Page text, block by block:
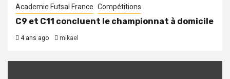
Academie Futsal France Compétitions
C9 et C11 concluent le championnat à domicile
4 ans ago mikael